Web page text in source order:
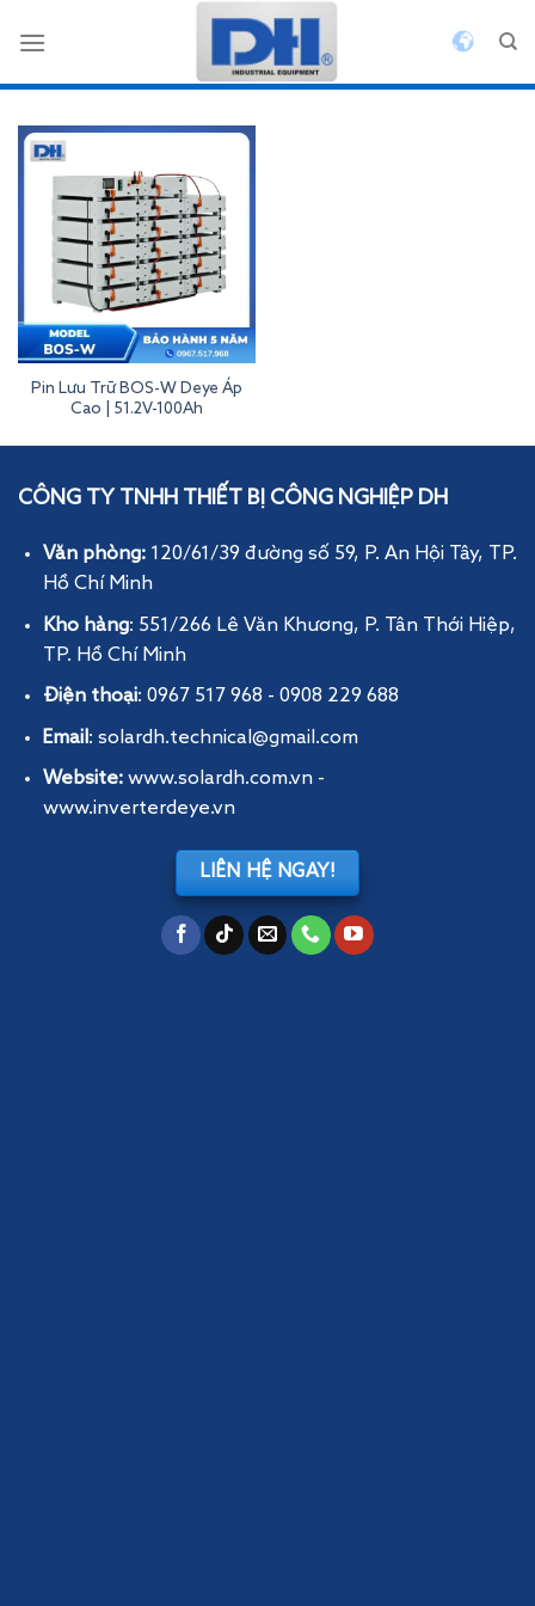
qua
Pin Lưu Trữ BOS-W Deye Áp
Cao | 51.2V-100Ah
Inverterdeye
CÔNG TY TNHH THIẾT BỊ CÔNG NGHIỆP DH
Văn phòng: 120/61/39 đường số 59, P. An Hội Tây, TP.
Hồ Chí Minh
Kho hàng: 551/266 Lê Văn Khương, P. Tân Thới Hiệp,
TP. Hồ Chí Minh
Điện thoại: 0967 517 968 - 0908 229 688
Email : solardh.technical@gmail.com
Website: www.solardh.com.vn-
www.inverterdeye.vn
LIÊN HỆ NGAY!